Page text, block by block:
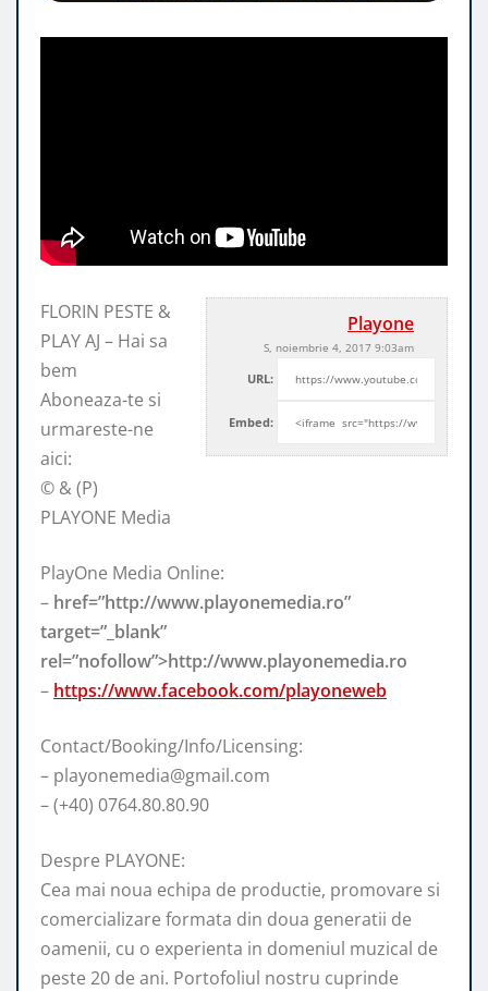
Playone
S, noiembrie 4, 2017 9:03am
URL:
Embed:
FLORIN PESTE &
PLAY AJ – Hai sa
bem
Aboneaza-te si
urmareste-ne
aici:
© & (P)
PLAYONE Media
PlayOne Media Online:
– href=”http://www.playonemedia.ro”
target=”_blank”
rel=”nofollow”>http://www.playonemedia.ro
– https://www.facebook.com/playoneweb
Contact/Booking/Info/Licensing:
– playonemedia@gmail.com
– (+40) 0764.80.80.90
Despre PLAYONE:
Cea mai noua echipa de productie, promovare si
comercializare formata din doua generatii de
oamenii, cu o experienta in domeniul muzical de
peste 20 de ani. Portofoliul nostru cuprinde